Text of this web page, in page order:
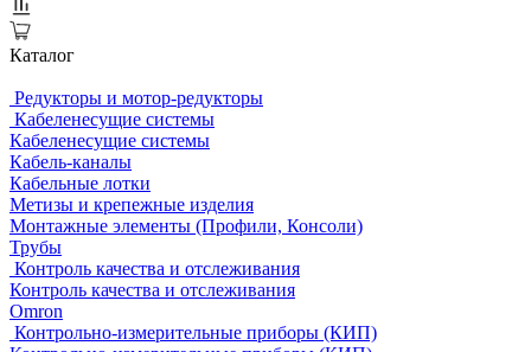
Каталог
Редукторы и мотор-редукторы
Кабеленесущие системы
Кабеленесущие системы
Кабель-каналы
Кабельные лотки
Метизы и крепежные изделия
Монтажные элементы (Профили, Консоли)
Трубы
Контроль качества и отслеживания
Контроль качества и отслеживания
Omron
Контрольно-измерительные приборы (КИП)